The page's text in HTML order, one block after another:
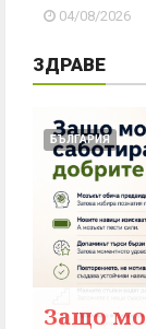
04/08/2026
ЗДРАВЕ
БЪЛГАРИЯ
Защо